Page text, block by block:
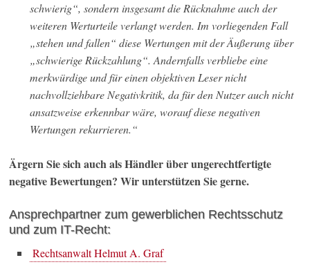
schwierig“, sondern insgesamt die Rücknahme auch der
weiteren Werturteile verlangt werden. Im vorliegenden Fall
„stehen und fallen“ diese Wertungen mit der Äußerung über
„schwierige Rückzahlung“. Andernfalls verbliebe eine
merkwürdige und für einen objektiven Leser nicht
nachvollziehbare Negativkritik, da für den Nutzer auch nicht
ansatzweise erkennbar wäre, worauf diese negativen
Wertungen rekurrieren.“
Ärgern Sie sich auch als Händler über ungerechtfertigte
negative Bewertungen? Wir unterstützen Sie gerne.
Ansprechpartner zum gewerblichen Rechtsschutz
und zum IT-Recht:
Rechtsanwalt Helmut A. Graf